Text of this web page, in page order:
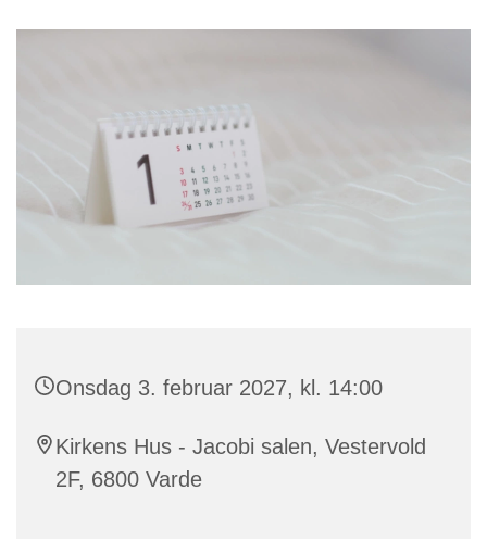
Onsdag 3. februar 2027, kl. 14:00
Kirkens Hus - Jacobi salen, Vestervold
2F, 6800 Varde